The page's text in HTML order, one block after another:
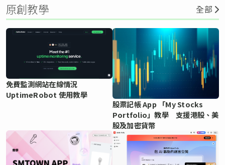
原創教學 全部
免費監測網站在線情況
UptimeRobot 使用教學
股票記帳 App 「My Stocks
Portfolio」教學 支援港股、美
股及加密貨幣